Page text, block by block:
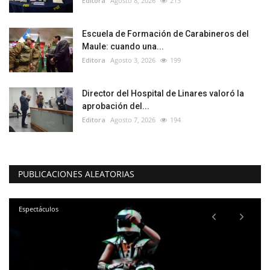
Escuela de Formación de Carabineros del
Maule: cuando una...
Editora Agosto 3, 2026 199
Director del Hospital de Linares valoró la
aprobación del...
Editora Agosto 7, 2026 194
PUBLICACIONES ALEATORIAS
Espectáculos